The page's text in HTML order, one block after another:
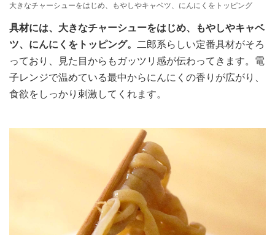
大きなチャーシューをはじめ、もやしやキャベツ、にんにくをトッピング
具材には、大きなチャーシューをはじめ、もやしやキャベ
ツ、にんにくをトッピング。
二郎系らしい定番具材がそろ
っており、見た目からもガッツリ感が伝わってきます。電
子レンジで温めている最中からにんにくの香りが広がり、
食欲をしっかり刺激してくれます。